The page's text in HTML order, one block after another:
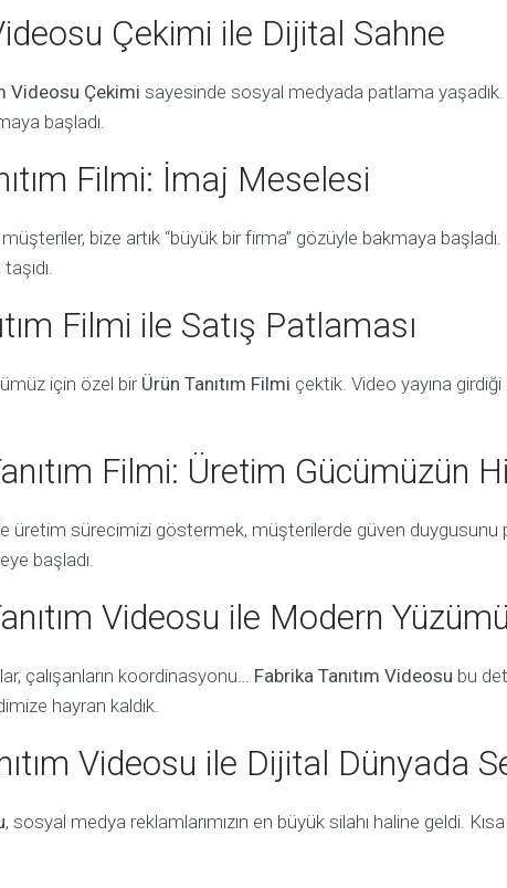
Çekimi ile Dijital Sahne
Videosu Çekimi sayesinde sosyal medyada patlama yaşadık.
başladı.
Filmi: İmaj Meselesi
bize artık “büyük bir firma” gözüyle bakmaya başladı.
Filmi ile Satış Patlaması
için özel birÜrün Tanıtım Filmi çektik. Video yayına girdiği
Filmi: Üretim Gücümüzün
üretim sürecimizi göstermek, müşterilerde güven duygusunu
başladı.
Videosu ile Modern
çalışanların koordinasyonu… Fabrika Tanıtım Videosu bu
hayran kaldık.
Videosu ile Dijital Dünyada
, sosyal medya reklamlarımızın en büyük silahı haline geldi.